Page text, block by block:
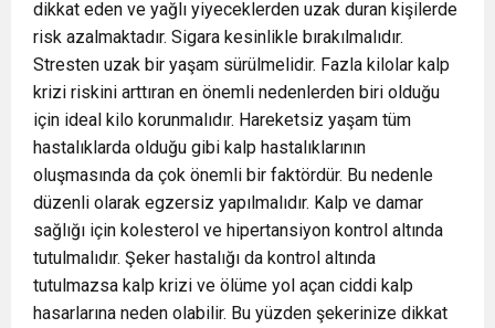
dikkat eden ve yağlı yiyeceklerden uzak duran kişilerde
risk azalmaktadır. Sigara kesinlikle bırakılmalıdır.
Stresten uzak bir yaşam sürülmelidir. Fazla kilolar kalp
krizi riskini arttıran en önemli nedenlerden biri olduğu
için ideal kilo korunmalıdır. Hareketsiz yaşam tüm
hastalıklarda olduğu gibi kalp hastalıklarının
oluşmasında da çok önemli bir faktördür. Bu nedenle
düzenli olarak egzersiz yapılmalıdır. Kalp ve damar
sağlığı için kolesterol ve hipertansiyon kontrol altında
tutulmalıdır. Şeker hastalığı da kontrol altında
tutulmazsa kalp krizi ve ölüme yol açan ciddi kalp
hasarlarına neden olabilir. Bu yüzden şekerinize dikkat